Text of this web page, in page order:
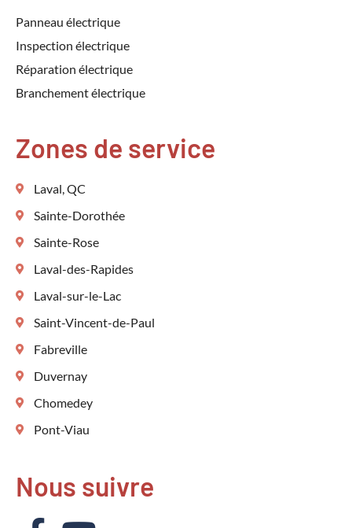
Panneau électrique
Inspection électrique
Réparation électrique
Branchement électrique
Zones de service
Laval, QC
Sainte-Dorothée
Sainte-Rose
Laval-des-Rapides
Laval-sur-le-Lac
Saint-Vincent-de-Paul
Fabreville
Duvernay
Chomedey
Pont-Viau
Nous suivre